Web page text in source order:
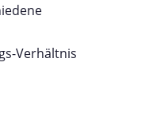
Verhältnis